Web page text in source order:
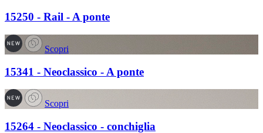
15250 - Rail - A ponte
Scopri
15341 - Neoclassico - A ponte
Scopri
15264 - Neoclassico - conchiglia